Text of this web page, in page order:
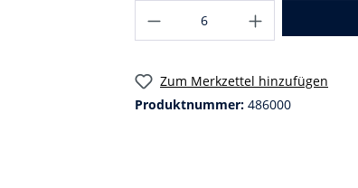
Zum Merkzettel hinzufügen
Produktnummer: 486000